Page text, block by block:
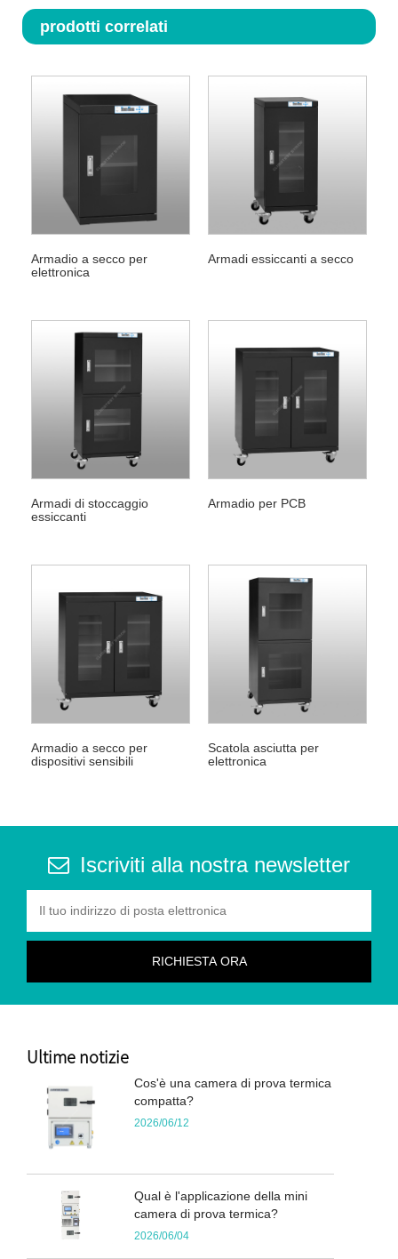
prodotti correlati
Armadio a secco per
elettronica
Armadi essiccanti a secco
Armadi di stoccaggio
essiccanti
Armadio per PCB
Armadio a secco per
dispositivi sensibili
Scatola asciutta per
elettronica
Iscriviti alla nostra newsletter
Ultime notizie
Cos'è una camera di prova termica
compatta?
2026/06/12
Qual è l'applicazione della mini
camera di prova termica?
2026/06/04